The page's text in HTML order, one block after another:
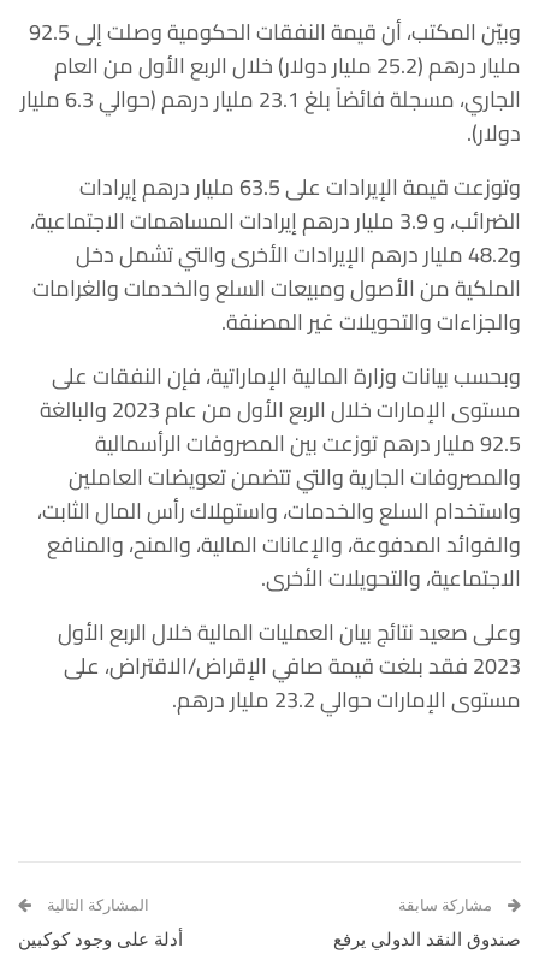
وبيّن المكتب، أن قيمة النفقات الحكومية وصلت إلى 92.5
مليار درهم (25.2 مليار دولار) خلال الربع الأول من العام
الجاري، مسجلة فائضاً بلغ 23.1 مليار درهم (حوالي 6.3 مليار
دولار).
وتوزعت قيمة الإيرادات على 63.5 مليار درهم إيرادات
الضرائب، و 3.9 مليار درهم إيرادات المساهمات الاجتماعية،
و48.2 مليار درهم الإيرادات الأخرى والتي تشمل دخل
الملكية من الأصول ومبيعات السلع والخدمات والغرامات
والجزاءات والتحويلات غير المصنفة.
وبحسب بيانات وزارة المالية الإماراتية، فإن النفقات على
مستوى الإمارات خلال الربع الأول من عام 2023 والبالغة
92.5 مليار درهم توزعت بين المصروفات الرأسمالية
والمصروفات الجارية والتي تتضمن تعويضات العاملين
واستخدام السلع والخدمات، واستهلاك رأس المال الثابت،
والفوائد المدفوعة، والإعانات المالية، والمنح، والمنافع
الاجتماعية، والتحويلات الأخرى.
وعلى صعيد نتائج بيان العمليات المالية خلال الربع الأول
2023 فقد بلغت قيمة صافي الإقراض/الاقتراض، على
مستوى الإمارات حوالي 23.2 مليار درهم.
مشاركة سابقة
صندوق النقد الدولي يرفع
المشاركة التالية
أدلة على وجود كوكبين